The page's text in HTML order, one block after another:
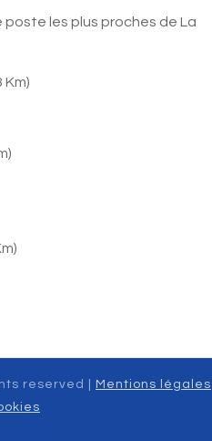
poste les plus proches de La
Km)
reserved |
Mentions légales